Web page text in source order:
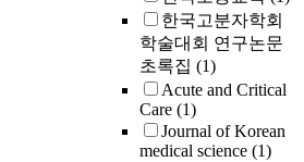
한국고분자학회
학술대회 연구논문
초록집 (1)
Acute and Critical
Care (1)
Journal of Korean
medical science (1)